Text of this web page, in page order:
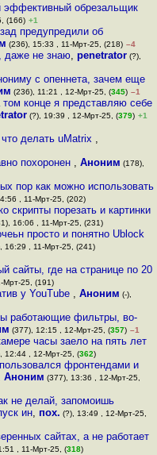
эффективный обрезальщик
(166) +1
предупредили об
(236), 15:33 , 11-Мрт-25, (218) –4
даже не знаю, penetrator(?),
с опеннета, зачем еще
(236), 11:21 , 12-Мрт-25, (345) –1
конце я представляю себе
(?), 19:39 , 12-Мрт-25, (379) +1
делать uMatrix ,
похоронен , Аноним (178),
пор как можно использовать
, 11-Мрт-25, (202)
скрипты порезать и картинки
16:06 , 11-Мрт-25, (231)
просто и понятно Ublock
16:29 , 11-Мрт-25, (241)
сайты, где на странице по 20
Мрт-25, (191)
у YouTube , Аноним (-),
работающие фильтры, во-
(377), 12:15 , 12-Мрт-25, (357) –1
часы заело на пять лет
12:44 , 12-Мрт-25, (362)
фронтендами и
Аноним (377), 13:36 , 12-Мрт-25,
не делай, запомоишь
ин, пох. (?), 13:49 , 12-Мрт-25,
сайтах, а не работает
, 11-Мрт-25, (318)